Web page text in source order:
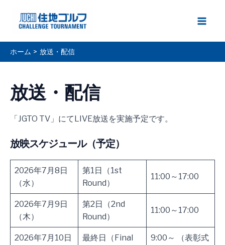
ス
ホーム 放送・配信
放送・配信
「JGTO TV」にてLIVE放送を実施予定です。
放映スケジュール（予定）
2026年7月8日
（水）
第1日（1st
Round）
11:00～17:00
2026年7月9日
（木）
第2日（2nd
Round）
11:00～17:00
2026年7月10日
最終日（Final
9:00～ （表彰式